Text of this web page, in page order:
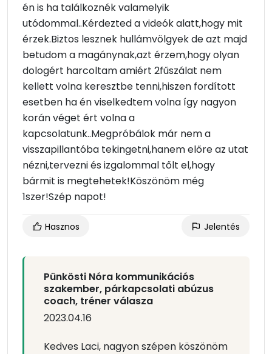
én is ha találkoznék valamelyik
utódommal..Kérdezted a videók alatt,hogy mit
érzek.Biztos lesznek hullámvölgyek de azt majd
betudom a magánynak,azt érzem,hogy olyan
dologért harcoltam amiért 2fűszálat nem
kellett volna keresztbe tenni,hiszen fordított
esetben ha én viselkedtem volna így nagyon
korán véget ért volna a
kapcsolatunk..Megpróbálok már nem a
visszapillantóba tekingetni,hanem előre az utat
nézni,tervezni és izgalommal tőlt el,hogy
bármit is megtehetek!Köszönöm még
1szer!Szép napot!
Hasznos Jelentés
Pünkösti Nóra kommunikációs
szakember, párkapcsolati abúzus
coach, tréner válasza
2023.04.16
Kedves Laci, nagyon szépen köszönöm